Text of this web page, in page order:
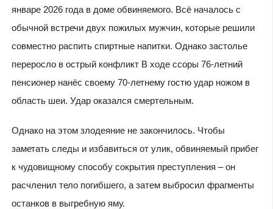
январе 2026 года в доме обвиняемого. Всё началось с
обычной встречи двух пожилых мужчин, которые решили
совместно распить спиртные напитки. Однако застолье
переросло в острый конфликт В ходе ссоры 76-летний
пенсионер нанёс своему 70-летнему гостю удар ножом в
область шеи. Удар оказался смертельным.
Однако на этом злодеяние не закончилось. Чтобы
заметать следы и избавиться от улик, обвиняемый прибег
к чудовищному способу сокрытия преступления – он
расчленил тело погибшего, а затем выбросил фрагменты
останков в выгребную яму.